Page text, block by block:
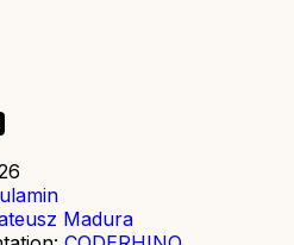
Madura